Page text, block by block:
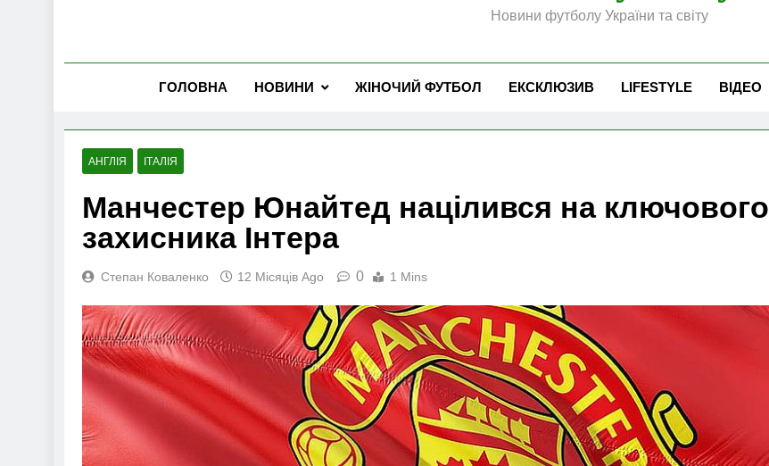
Новини футболу України та світу
ГОЛОВНА НОВИНИ ЖІНОЧИЙ ФУТБОЛ ЕКСКЛЮЗИВ LIFESTYLE ВІДЕО
АНГЛІЯ ІТАЛІЯ
Манчестер Юнайтед націлився на ключового
захисника Інтера
Степан Коваленко 12 Місяців Ago 0 1 Mins